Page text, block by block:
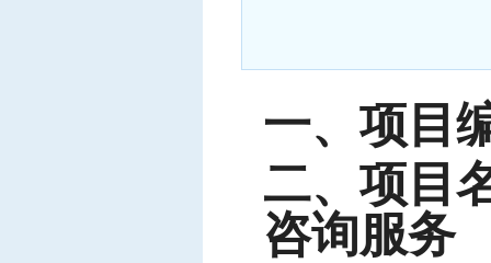
中标信息
项目公告
招投标公开信息
一、项目
二、项目
咨询服务